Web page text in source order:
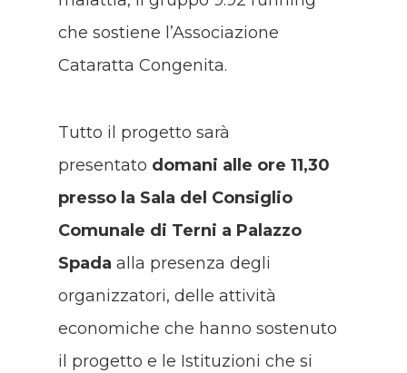
che sostiene l’Associazione
Cataratta Congenita.
Tutto il progetto sarà
presentato domani alle ore 11,30
presso la Sala del Consiglio
Comunale di Terni a Palazzo
Spada alla presenza degli
organizzatori, delle attività
economiche che hanno sostenuto
il progetto e le Istituzioni che si